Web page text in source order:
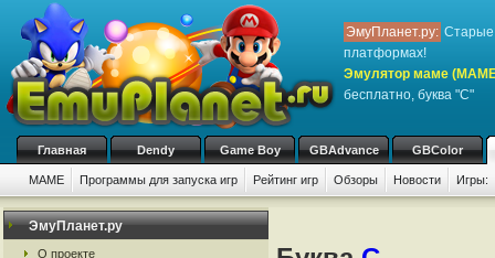
ЭмуПланет.ру: Старые
платформах!
Эмулятор маме
бесплатно, буква "C"
Главная Dendy Game Boy GBAdvance GBColor
MAME Программы для запуска игр Рейтинг игр Обзоры Новости Игры:
ЭмуПланет.ру
О проекте